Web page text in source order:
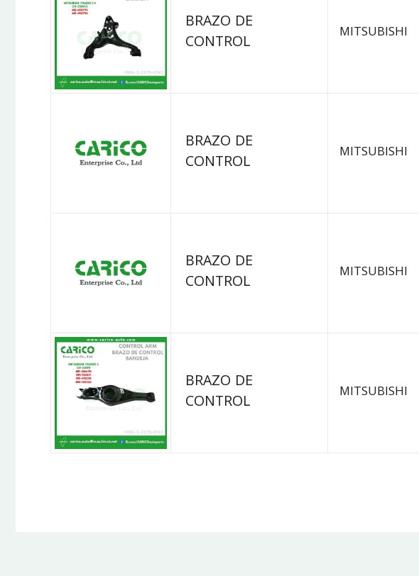
BRAZO DE
CONTROL
MITSUBISHI
BRAZO DE
CONTROL
MITSUBISHI
BRAZO DE
CONTROL
MITSUBISHI
BRAZO DE
CONTROL
MITSUBISHI